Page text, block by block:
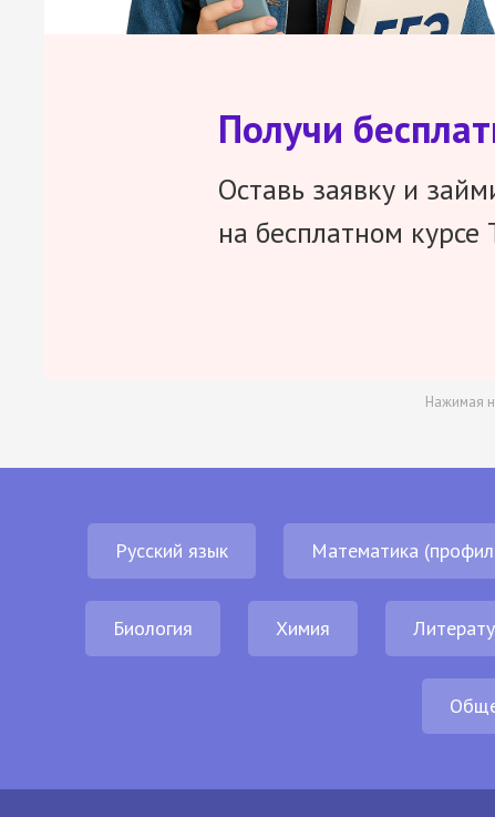
Получи
Оставь заявку и
на бесплатном курсе
Нажимая
Русский язык Математика
Биология Химия